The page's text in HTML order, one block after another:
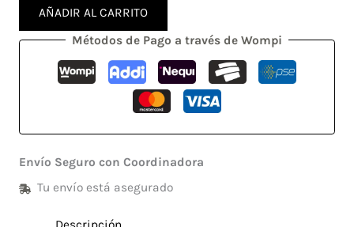
AÑADIR AL CARRITO
Métodos de Pago a través de Wompi
Envío Seguro con Coordinadora
Tu envío está asegurado